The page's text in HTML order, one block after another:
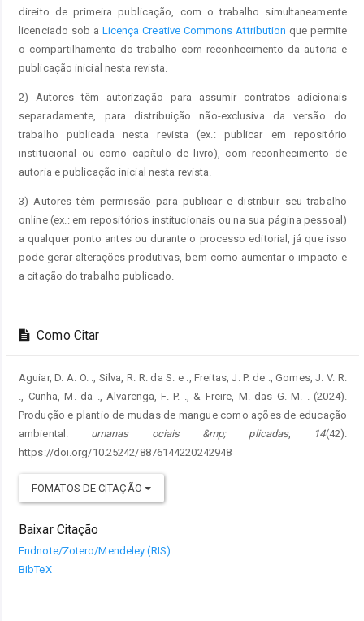
direito de primeira publicação, com o trabalho simultaneamente
licenciado sob a Licença Creative Commons Attribution que permite
o compartilhamento do trabalho com reconhecimento da autoria e
publicação inicial nesta revista.
2) Autores têm autorização para assumir contratos adicionais
separadamente, para distribuição não-exclusiva da versão do
trabalho publicada nesta revista (ex.: publicar em repositório
institucional ou como capítulo de livro), com reconhecimento de
autoria e publicação inicial nesta revista.
3) Autores têm permissão para publicar e distribuir seu trabalho
online (ex.: em repositórios institucionais ou na sua página pessoal)
a qualquer ponto antes ou durante o processo editorial, já que isso
pode gerar alterações produtivas, bem como aumentar o impacto e
a citação do trabalho publicado.
Como Citar
Aguiar, D. A. O. ., Silva, R. R. da S. e ., Freitas, J. P. de ., Gomes, J. V. R.
., Cunha, M. da ., Alvarenga, F. P. ., & Freire, M. das G. M. . (2024).
Produção e plantio de mudas de mangue como ações de educação
ambiental. umanas ociais &mp; plicadas, 14(42).
https://doi.org/10.25242/8876144220242948
FOMATOS DE CITAÇÃO
Baixar Citação
Endnote/Zotero/Mendeley (RIS)
BibTeX